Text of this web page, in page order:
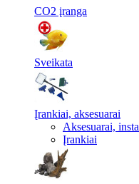
CO2 įranga
Sveikata
Įrankiai, aksesuarai
Aksesuarai,
Įrankiai